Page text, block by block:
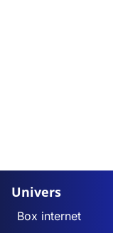
Univers
Box internet